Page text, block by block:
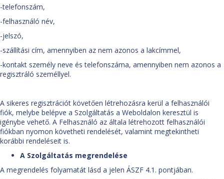
-telefonszám,
-felhasználó név,
-jelszó,
-szállítási cím, amennyiben az nem azonos a lakcímmel,
-kontakt személy neve és telefonszáma, amennyiben nem azonos a
regisztráló személlyel.
A sikeres regisztrációt követően létrehozásra kerül a felhasználói
fiók, melybe belépve a Szolgáltatás a Weboldalon keresztül is
igénybe vehető. A Felhasználó az általa létrehozott felhasználói
fiókban nyomon követheti rendelését, valamint megtekintheti
korábbi rendeléseit is.
A Szolgáltatás megrendelése
A megrendelés folyamatát lásd a jelen ÁSZF 4.1. pontjában.